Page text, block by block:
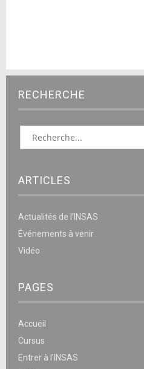
RECHERCHE
ARTICLES
Actualités de l’INSAS
Événements à venir
Vidéo
PAGES
Accueil
Cursus
Entrer à l’INSAS